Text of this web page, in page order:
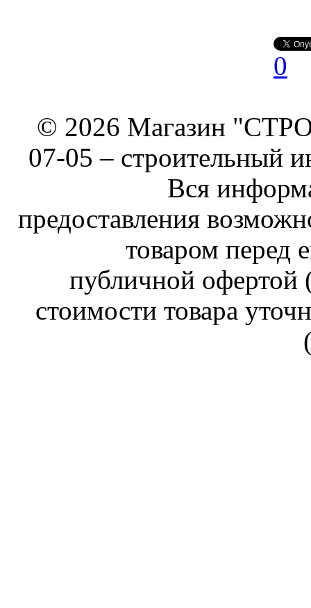
0
© 2026 Магазин
07-05 – строительный
Вся
предоставления
товаром перед
публичной
стоимости товара